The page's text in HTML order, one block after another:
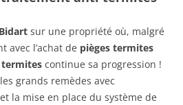
sur une propriété où, malgré
avec l’achat de pièges termites
continue sa progression !
grands remèdes avec
et la mise en place du système de